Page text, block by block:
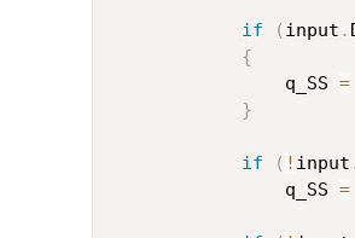
if ( input .
{
                q_SS
=
}
if ( ! input
                q_SS
=